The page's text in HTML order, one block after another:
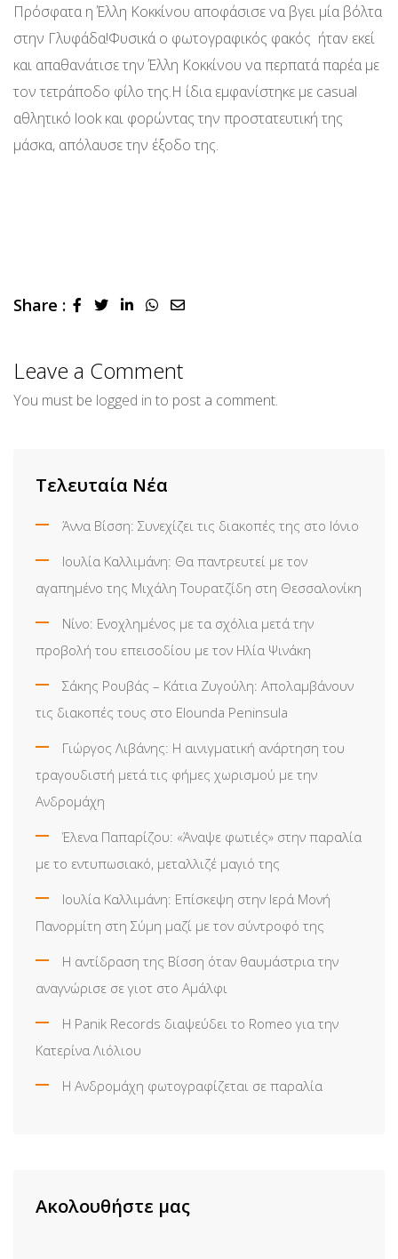
Πρόσφατα η Έλλη Κοκκίνου αποφάσισε να βγει μία βόλτα
στην Γλυφάδα!Φυσικά ο φωτογραφικός φακός ήταν εκεί
και απαθανάτισε την Έλλη Κοκκίνου να περπατά παρέα με
τον τετράποδο φίλο της.Η ίδια εμφανίστηκε με casual
αθλητικό look και φορώντας την προστατευτική της
μάσκα, απόλαυσε την έξοδο της.
Share : LinkedInWhatsapp
Share
Leave a Comment
You must be logged in to post a comment.
Τελευταία Νέα
Άννα Βίσση: Συνεχίζει τις διακοπές της στο Ιόνιο
Ιουλία Καλλιμάνη: Θα παντρευτεί με τον
αγαπημένο της Μιχάλη Τουρατζίδη στη Θεσσαλονίκη
Νίνο: Ενοχλημένος με τα σχόλια μετά την
προβολή του επεισοδίου με τον Ηλία Ψινάκη
Σάκης Ρουβάς – Κάτια Ζυγούλη: Απολαμβάνουν
τις διακοπές τους στο Elounda Peninsula
Γιώργος Λιβάνης: Η αινιγματική ανάρτηση του
τραγουδιστή μετά τις φήμες χωρισμού με την
Ανδρομάχη
Έλενα Παπαρίζου: «Άναψε φωτιές» στην παραλία
με το εντυπωσιακό, μεταλλιζέ μαγιό της
Ιουλία Καλλιμάνη: Επίσκεψη στην Ιερά Μονή
Πανορμίτη στη Σύμη μαζί με τον σύντροφό της
Η αντίδραση της Βίσση όταν θαυμάστρια την
αναγνώρισε σε γιοτ στο Αμάλφι
Η Panik Records διαψεύδει το Romeo για την
Κατερίνα Λιόλιου
Η Ανδρομάχη φωτογραφίζεται σε παραλία
Ακολουθήστε μας